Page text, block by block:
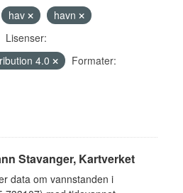
hav
havn
Lisenser:
4.0
Formater:
Stavanger, Kartverket
data om vannstanden i